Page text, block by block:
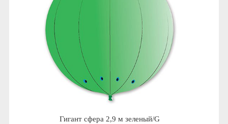
Гигант сфера 2,9 м зеленый/G